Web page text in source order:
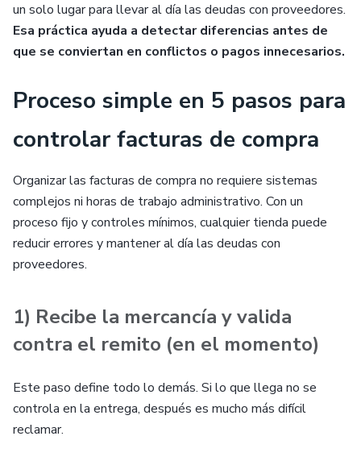
un solo lugar para llevar al día las deudas con proveedores.
Esa práctica ayuda a detectar diferencias antes de
que se conviertan en conflictos o pagos innecesarios.
Proceso simple en 5 pasos para
controlar facturas de compra
Organizar las facturas de compra no requiere sistemas
complejos ni horas de trabajo administrativo. Con un
proceso fijo y controles mínimos, cualquier tienda puede
reducir errores y mantener al día las deudas con
proveedores.
1) Recibe la mercancía y valida
contra el remito (en el momento)
Este paso define todo lo demás. Si lo que llega no se
controla en la entrega, después es mucho más difícil
reclamar.